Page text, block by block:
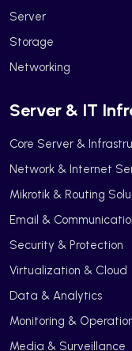
Server
Storage
Networking
Server & IT
Core Server &
Network & Internet
Mikrotik & Routing
Email &
Security & Protection
Virtualization & Cloud
Data & Analytics
Monitoring &
Media & Surveillance